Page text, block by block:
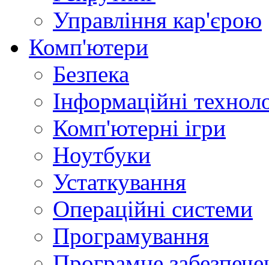
Управління кар'єрою
Комп'ютери
Безпека
Інформаційні
Комп'ютерні ігри
Ноутбуки
Устаткування
Операційні системи
Програмування